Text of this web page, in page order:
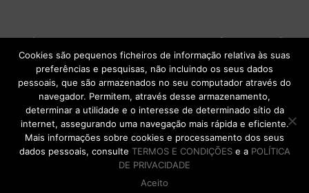
POLÍTICA DE PRIVACIDADE|TERMOS E CONDIÇÕESlCONDIÇÕES
GERAIS DE VENDA| Alberto Oculista, SA 2026. Todos os direitos reservados.
DE VOLTA AO TOPO
Cookies são pequenos ficheiros de informação relativa às suas
preferências e pesquisas, não incluindo os seus dados
pessoais, que são armazenados no seu computador através do
navegador. Permitem, através desse armazenamento,
determinar a utilidade e o interesse de determinado sítio da
internet, assegurando uma navegação mais rápida e eficiente.
Mais informações sobre cookies e processamento dos seus
dados pessoais, consulte TERMOS E CONDIÇÕESe a POLÍTICA
DE PRIVACIDADE
Aceito